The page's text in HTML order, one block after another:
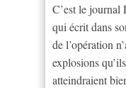
C’est le journal
qui écrit dans
de l’opération
explosions
atteindraient